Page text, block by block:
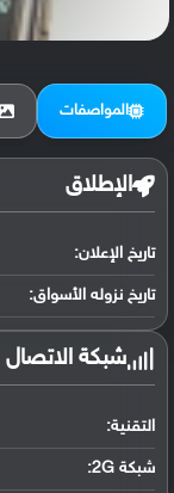
المواصفات
الإطلاق
تاريخ الإعلان:
تاريخ نزوله الأسواق:
شبكة الاتصال
التقنية:
شبكة 2G: